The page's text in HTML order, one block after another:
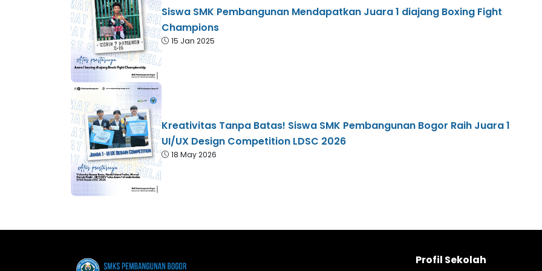
Siswa SMK Pembangunan Mendapatkan Juara 1 diajang Boxing Fight
Champions
15 Jan 2025
Kreativitas Tanpa Batas! Siswa SMK Pembangunan Bogor Raih Juara 1
UI/UX Design Competition LDSC 2026
18 May 2026
Profil Sekolah